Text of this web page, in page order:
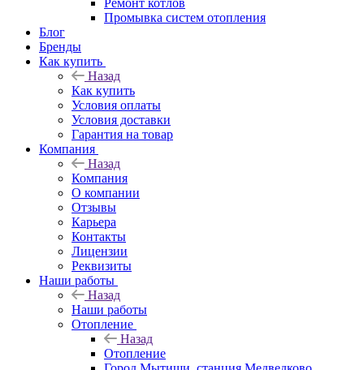
Ремонт котлов
Промывка систем отопления
Блог
Бренды
Как купить
Назад
Как купить
Условия оплаты
Условия доставки
Гарантия на товар
Компания
Назад
Компания
О компании
Отзывы
Карьера
Контакты
Лицензии
Реквизиты
Наши работы
Назад
Наши работы
Отопление
Назад
Отопление